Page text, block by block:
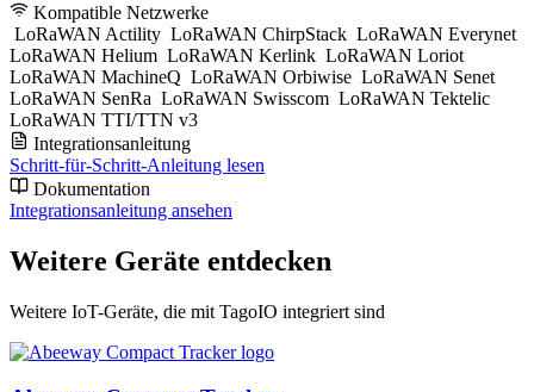
Kompatible Netzwerke
LoRaWAN Actility LoRaWAN ChirpStack LoRaWAN Everynet
LoRaWAN Helium LoRaWAN Kerlink LoRaWAN Loriot
LoRaWAN MachineQ LoRaWAN Orbiwise LoRaWAN Senet
LoRaWAN SenRa LoRaWAN Swisscom LoRaWAN Tektelic
LoRaWAN TTI/TTN v3
Integrationsanleitung
Schritt-für-Schritt-Anleitung lesen
Dokumentation
Integrationsanleitung ansehen
Weitere Geräte entdecken
Weitere IoT-Geräte, die mit TagoIO integriert sind